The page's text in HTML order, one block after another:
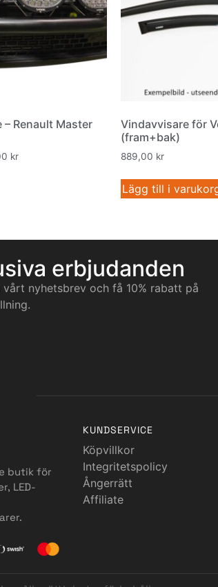
Renault Master
kr
Vindavvisare för
(fram+bak)
889,00 kr
Lägg till i
erbjudanden
vårt nyhetsbrev och få 10% rabatt på
butik för
LED-
KUNDSERVICE
Köpvillkor
Integritetspolicy
Ångerrätt
Affiliate